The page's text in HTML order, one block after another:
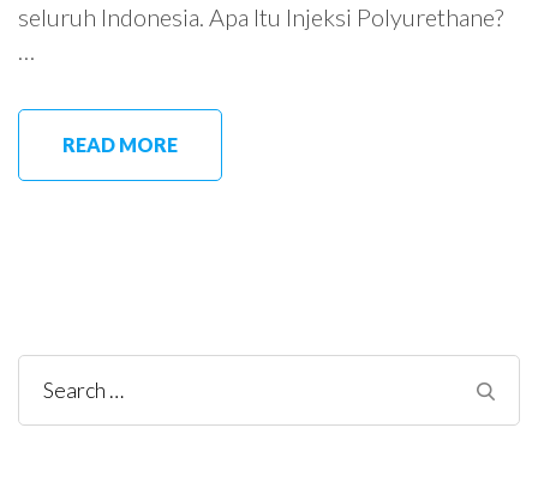
seluruh Indonesia. Apa Itu Injeksi Polyurethane?
…
READ MORE
Search
for: